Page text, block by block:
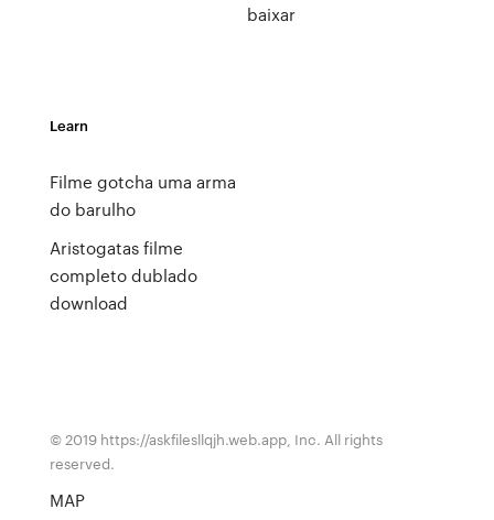
baixar
Learn
Filme gotcha uma arma
do barulho
Aristogatas filme
completo dublado
download
© 2019 https://askfilesllqjh.web.app, Inc. All rights
reserved.
MAP